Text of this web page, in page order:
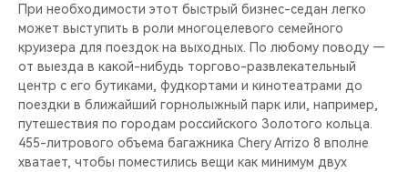
При необходимости этот быстрый бизнес-седан легко
может выступить в роли многоцелевого семейного
круизера для поездок на выходных. По любому поводу —
от выезда в какой-нибудь торгово-развлекательный
центр с его бутиками, фудкортами и кинотеатрами до
поездки в ближайший горнолыжный парк или, например,
путешествия по городам российского Золотого кольца.
455-литрового объема багажника Chery Arrizo 8 вполне
хватает, чтобы поместились вещи как минимум двух